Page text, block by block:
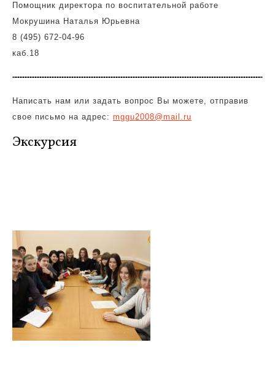
Помощник директора по воспитательной работе
Мокрушина Наталья Юрьевна
8 (495) 672-04-96
каб.18
Написать нам или задать вопрос Вы можете, отправив
свое письмо на адрес: mggu2008@mail.ru
Экскурсия